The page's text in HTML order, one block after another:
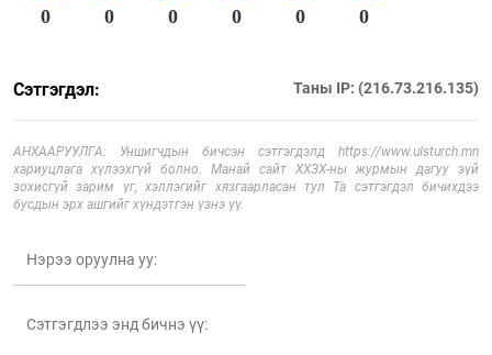
0 0 0 0 0 0
Сэтгэгдэл: Таны IP: (216.73.216.135)
АНХААРУУЛГА: Уншигчдын бичсэн сэтгэгдэлд https://www.ulsturch.mn
хариуцлага хүлээхгүй болно. Манай сайт ХХЗХ-ны журмын дагуу зүй
зохисгүй зарим үг, хэллэгийг хязгаарласан тул Та сэтгэгдэл бичихдээ
бусдын эрх ашгийг хүндэтгэн үзнэ үү.